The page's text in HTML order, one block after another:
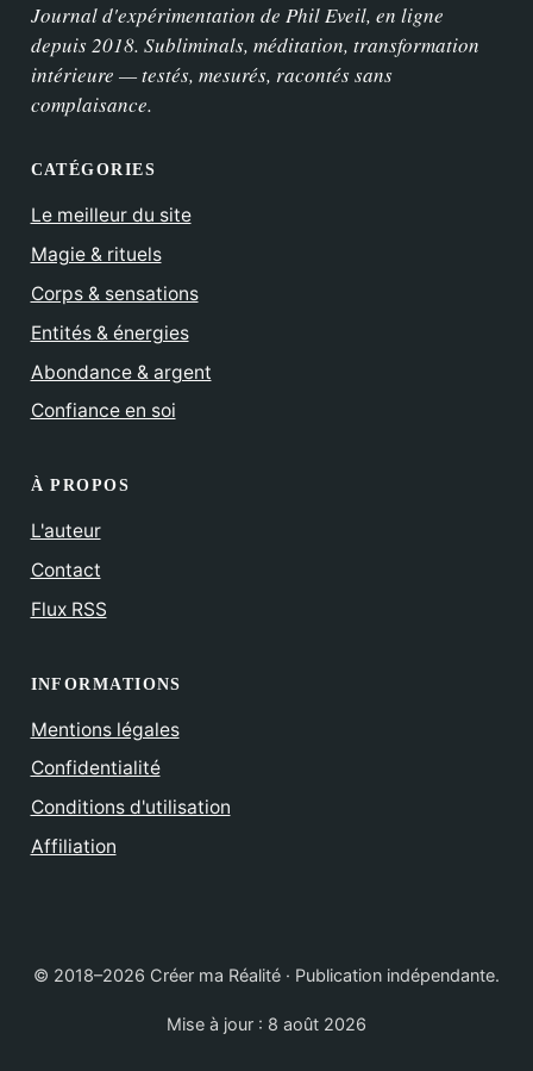
Journal d'expérimentation de Phil Eveil, en ligne
depuis 2018. Subliminals, méditation, transformation
intérieure — testés, mesurés, racontés sans
complaisance.
CATÉGORIES
Le meilleur du site
Magie & rituels
Corps & sensations
Entités & énergies
Abondance & argent
Confiance en soi
À PROPOS
L'auteur
Contact
Flux RSS
INFORMATIONS
Mentions légales
Confidentialité
Conditions d'utilisation
Affiliation
© 2018–2026 Créer ma Réalité · Publication indépendante.
Mise à jour : 8 août 2026